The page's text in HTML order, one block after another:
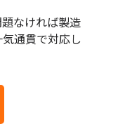
なければ製造
通貫で対応し